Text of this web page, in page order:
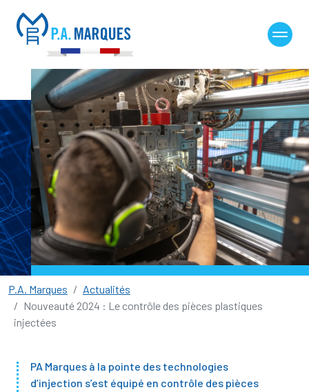
P.A. Marques
Actualités
Nouveauté 2024 : Le contrôle des pièces plastiques
injectées
PA Marques à la pointe des technologies
d’injection s’est équipé en contrôle des pièces